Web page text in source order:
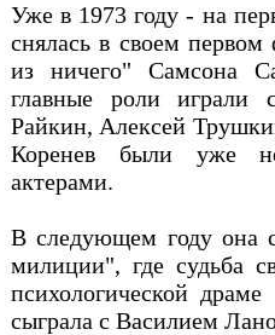
Уже в 1973 году - на
снялась в своем
из ничего" Самсона
главные роли играли
Райкин, Алексей
Коренев были уже
актерами.
В следующем году она
милиции", где судьба
психологической
сыграла с Василием